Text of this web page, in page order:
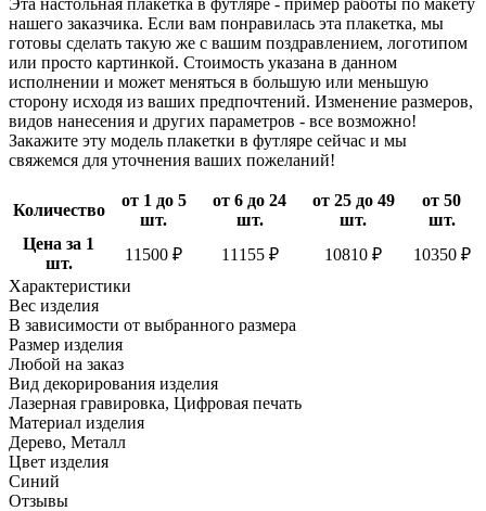
нашего заказчика. Если вам понравилась эта плакетка, мы
готовы сделать такую же с вашим поздравлением, логотипом
или просто картинкой. Стоимость указана в данном
исполнении и может меняться в большую или меньшую
сторону исходя из ваших предпочтений. Изменение размеров,
видов нанесения и других параметров - все возможно!
Закажите эту модель плакетки в футляре сейчас и мы
свяжемся для уточнения ваших пожеланий!
Количество
от 1 до 5
шт.
от 6 до 24
шт.
от 25 до 49
шт.
от 50
шт.
Цена за 1
шт.
11500 ₽ 11155 ₽ 10810 ₽
10350 ₽
Характеристики
Вес изделия
В зависимости от выбранного размера
Размер изделия
Любой на заказ
Вид декорирования изделия
Лазерная гравировка, Цифровая печать
Материал изделия
Дерево, Металл
Цвет изделия
Синий
Отзывы